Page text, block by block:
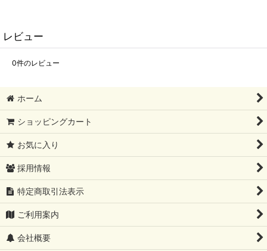
レビュー
0件のレビュー
ホーム
ショッピングカート
お気に入り
採用情報
特定商取引法表示
ご利用案内
会社概要